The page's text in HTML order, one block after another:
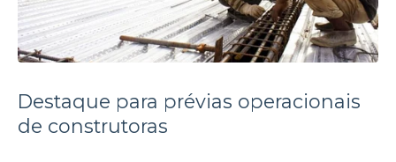
Destaque para prévias operacionais
de construtoras